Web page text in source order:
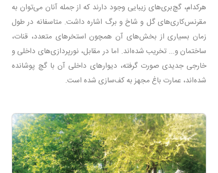
هرکدام، گچ‌بری‌های زیبایی وجود دارند که از جمله آنان می‌توان به
مقرنس‌کاری‌های گل و شاخ و برگ اشاره داشت. متاسفانه در طول
زمان بسیاری از بخش‌های آن همچون استخر‌های متعدد، قنات،
ساختمان و... تخریب شده‌اند. اما در مقابل، نورپردازی‌های داخلی و
خارجی جدیدی صورت گرفته، دیوار‌های داخلی آن با گچ پوشانده
شده‌اند، عمارت باغ مجهز به کف‌سازی شده است.